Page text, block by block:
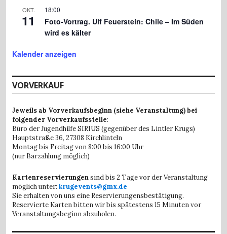
OKT.
11
18:00
Foto-Vortrag. Ulf Feuerstein: Chile – Im Süden
wird es kälter
Kalender anzeigen
VORVERKAUF
Jeweils ab Vorverkaufsbeginn (siehe Veranstaltung) bei
folgender Vorverkaufsstelle:
Büro der Jugendhilfe SIRIUS (gegenüber des Lintler Krugs)
Hauptstraße 36, 27308 Kirchlinteln
Montag bis Freitag von 8:00 bis 16:00 Uhr
(nur Barzahlung möglich)
Kartenreservierungensind bis 2 Tage vor der Veranstaltung
möglich unter: krugevents@gmx.de
Sie erhalten von uns eine Reservierungensbestätigung.
Reservierte Karten bitten wir bis spätestens 15 Minuten vor
Veranstaltungsbeginn abzuholen.